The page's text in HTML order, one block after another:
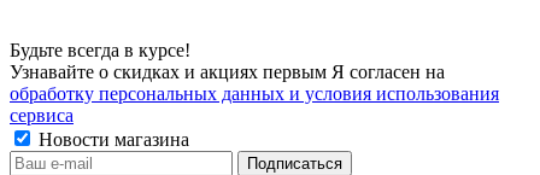
Будьте всегда в курсе!
Узнавайте о скидках и акциях первым Я согласен на
обработку персональных данных и условия использования
сервиса
Новости магазина